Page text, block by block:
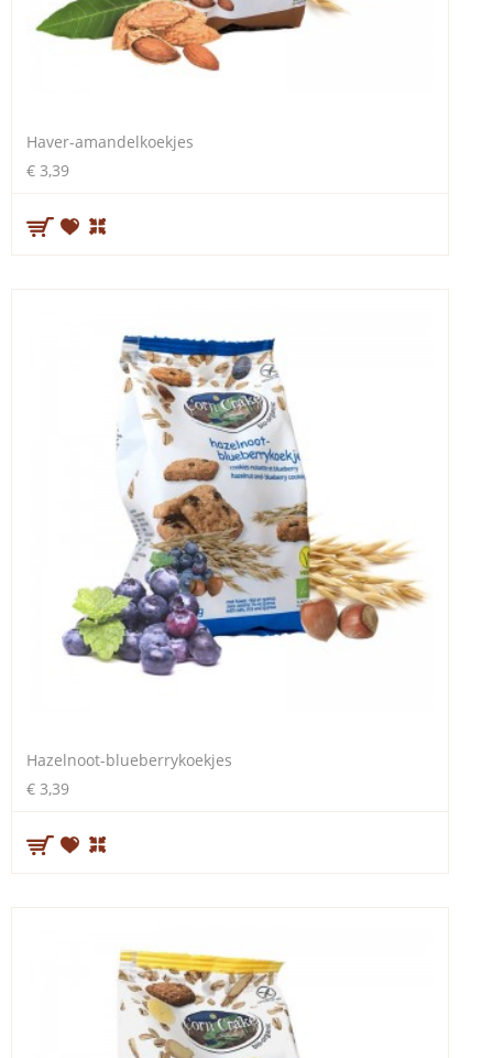
Haver-amandelkoekjes
€ 3,39
Hazelnoot-blueberrykoekjes
€ 3,39